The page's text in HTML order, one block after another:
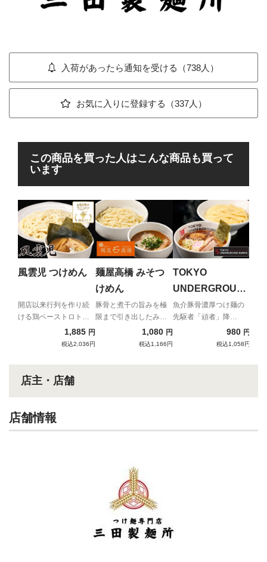
入荷があったら通知を受ける（738人）
お気に入りに登録する（337人）
この商品を買った人はこんな商品も買って
います
風雲児 つけめん
開店以来行列を作り続
ける鶏ベーストロトロ
1,885 円
税込2,036円
麺屋高橋 みそつ
けめん
豚骨と煮干の旨みを極
限まで引き出したみそ
1,080 円
税込1,166円
TOKYO
UNDERGROUN
D RAMEN 頑者
つけめん（濃厚）
魚介豚骨濃厚つけ麺の
先駆者「頑者」降
980 円
税込1,058円
店主・店舗
店舗情報